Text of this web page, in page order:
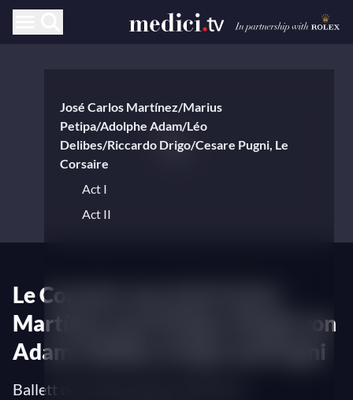
José Carlos Martínez/Marius
Petipa/Adolphe Adam/Léo
Delibes/Riccardo Drigo/Cesare Pugni, Le
Corsaire
Act I
Act II
Le Corsaire von José Carlos
Martínez nach Petipa, Musik von
Adam, Delibes, Drigo und Pugni
Ballett der Nationaloper Bordeaux